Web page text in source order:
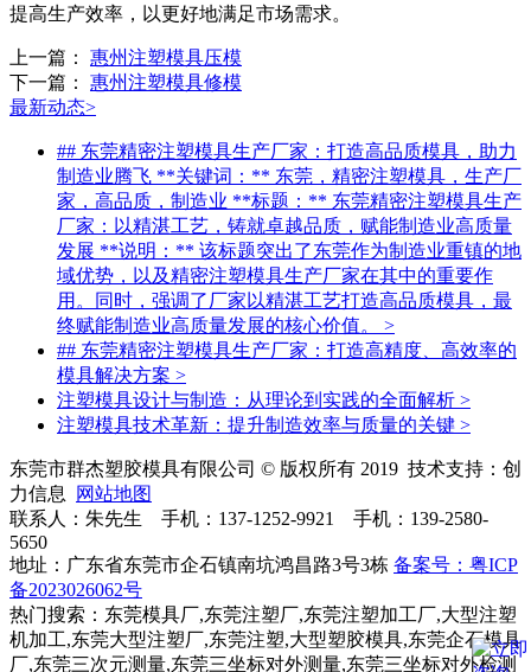
提高生产效率，以更好地满足市场需求。
上一篇： 惠州注塑模具压模
下一篇： 惠州注塑模具修模
最新动态>
## 东莞精密注塑模具生产厂家：打造高品质模具，助力
制造业腾飞 **关键词：** 东莞，精密注塑模具，生产厂
家，高品质，制造业 **标题：** 东莞精密注塑模具生产
厂家：以精湛工艺，铸就卓越品质，赋能制造业高质量
发展 **说明：** 该标题突出了东莞作为制造业重镇的地
域优势，以及精密注塑模具生产厂家在其中的重要作
用。同时，强调了厂家以精湛工艺打造高品质模具，最
终赋能制造业高质量发展的核心价值。 >
## 东莞精密注塑模具生产厂家：打造高精度、高效率的
模具解决方案 >
注塑模具设计与制造：从理论到实践的全面解析 >
注塑模具技术革新：提升制造效率与质量的关键 >
东莞市群杰塑胶模具有限公司 © 版权所有 2019 技术支持：创
力信息
网站地图
联系人：朱先生 手机：137-1252-9921 手机：139-2580-
5650
地址：广东省东莞市企石镇南坑鸿昌路3号3栋 备案号：粤ICP
备2023026062号
热门搜索：东莞模具厂,东莞注塑厂,东莞注塑加工厂,大型注塑
机加工,东莞大型注塑厂,东莞注塑,大型塑胶模具,东莞企石模具
厂,东莞三次元测量,东莞三坐标对外测量,东莞三坐标对外检测